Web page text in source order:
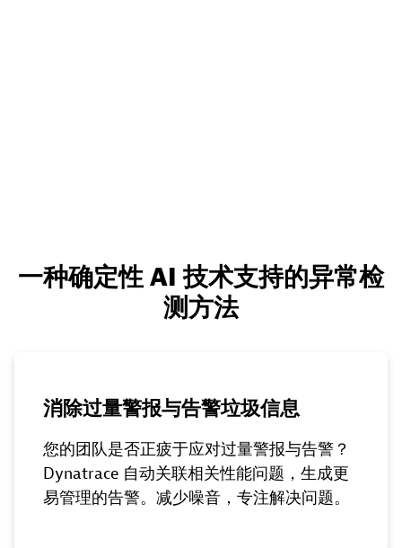
一种确定性 AI 技术支持的异常检
测方法
消除过量警报与告警垃圾信息
您的团队是否正疲于应对过量警报与告警？
Dynatrace 自动关联相关性能问题，生成更
易管理的告警。减少噪音，专注解决问题。